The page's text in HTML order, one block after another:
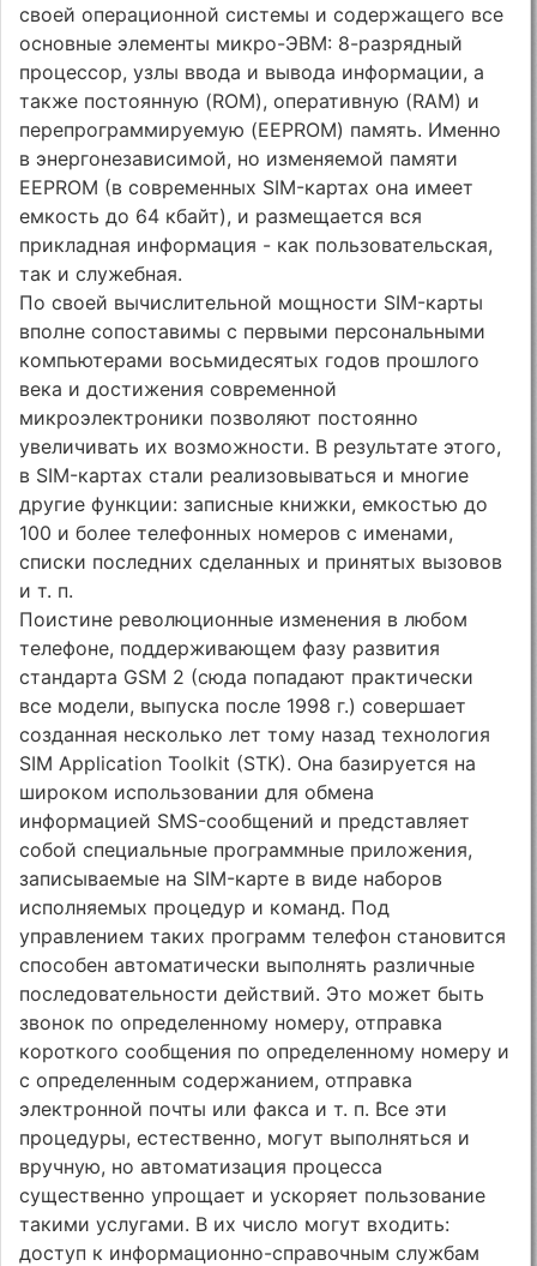
своей операционной системы и содержащего все
основные элементы микро-ЭВМ: 8-разрядный
процессор, узлы ввода и вывода информации, а
также постоянную (ROM), оперативную (RAM) и
перепрограммируемую (EEPROM) память. Именно
в энергонезависимой, но изменяемой памяти
EEPROM (в современных SIM-картах она имеет
емкость до 64 кбайт), и размещается вся
прикладная информация - как пользовательская,
так и служебная.
По своей вычислительной мощности SIM-карты
вполне сопоставимы с первыми персональными
компьютерами восьмидесятых годов прошлого
века и достижения современной
микроэлектроники позволяют постоянно
увеличивать их возможности. В результате этого,
в SIM-картах стали реализовываться и многие
другие функции: записные книжки, емкостью до
100 и более телефонных номеров с именами,
списки последних сделанных и принятых вызовов
и т. п.
Поистине революционные изменения в любом
телефоне, поддерживающем фазу развития
стандарта GSM 2 (сюда попадают практически
все модели, выпуска после 1998 г.) совершает
созданная несколько лет тому назад технология
SIM Application Toolkit (STK). Она базируется на
широком использовании для обмена
информацией SMS-сообщений и представляет
собой специальные программные приложения,
записываемые на SIM-карте в виде наборов
исполняемых процедур и команд. Под
управлением таких программ телефон становится
способен автоматически выполнять различные
последовательности действий. Это может быть
звонок по определенному номеру, отправка
короткого сообщения по определенному номеру и
с определенным содержанием, отправка
электронной почты или факса и т. п. Все эти
процедуры, естественно, могут выполняться и
вручную, но автоматизация процесса
существенно упрощает и ускоряет пользование
такими услугами. В их число могут входить:
доступ к информационно-справочным службам